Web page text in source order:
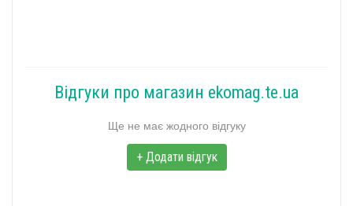
Відгуки про магазин ekomag.te.ua
Ще не має жодного відгуку
+ Додати відгук